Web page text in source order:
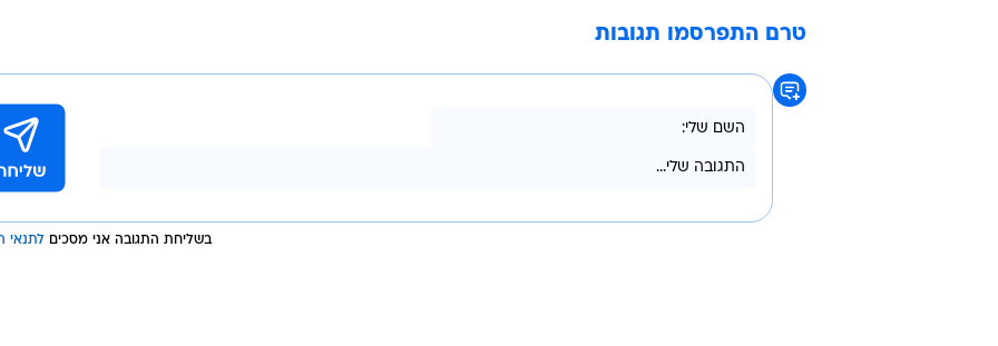
טרם התפרסמו תגובות
בשליחת התגובה אני מסכים לתנאי